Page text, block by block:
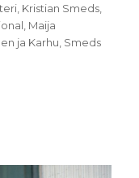
Kristian Smeds
Maija
ja Karhu Smeds